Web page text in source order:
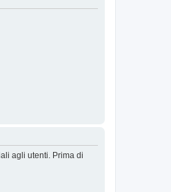
agli utenti. Prima di